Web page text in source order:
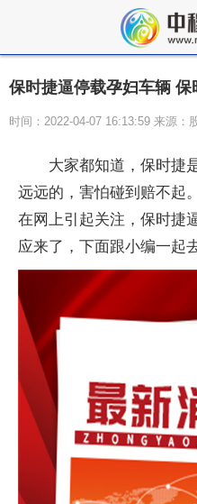
保时捷逼停载孕妇车辆
时间：2022-04-07 16:13:59 来源：
大家都知道，保时捷
远远的，害怕碰到赔不起
在网上引起关注，保时捷
应来了，下面跟小编一起